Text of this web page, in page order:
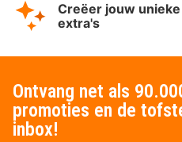
Creëer jouw
extra's
Ontvang net als
promoties en de
inbox!